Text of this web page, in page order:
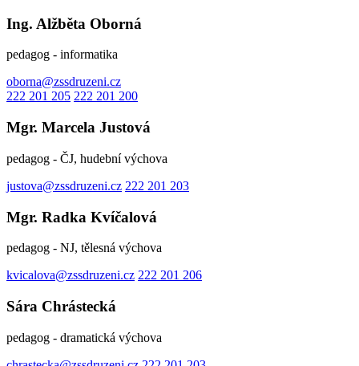
Ing. Alžběta Oborná
pedagog - informatika
oborna@zssdruzeni.cz
222 201 205 222 201 200
Mgr. Marcela Justová
pedagog - ČJ, hudební výchova
justova@zssdruzeni.cz 222 201 203
Mgr. Radka Kvíčalová
pedagog - NJ, tělesná výchova
kvicalova@zssdruzeni.cz 222 201 206
Sára Chrástecká
pedagog - dramatická výchova